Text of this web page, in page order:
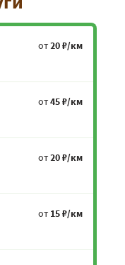
от20 ₽/км
от45 ₽/км
от20 ₽/км
от 15 ₽/км